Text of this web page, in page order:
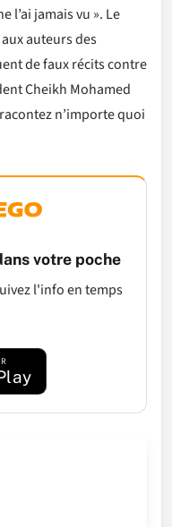
l’ai jamais vu ». Le
auteurs des
de faux récits contre
Cheikh Mohamed
n’importe quoi
votre poche
l'info en temps